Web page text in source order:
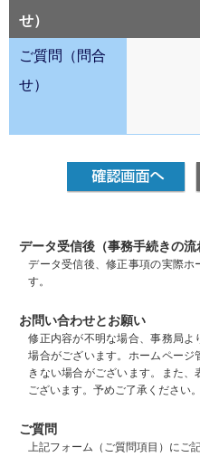
せ）
ご質問（問合
せ）
データ受信後（事務手続きの流
データ受信後、修正事項の実際ホ
す。
お問い合わせとお願い
修正内容が不明な場合、事務局よ
場合がございます。ホームペー
きない場合がございます。また
ございます。予めご了承ください。
ご質問
上記フォーム（ご質問項目）にご